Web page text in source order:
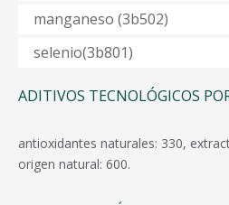
manganeso (3b502)
selenio(3b801)
ADITIVOS TECNOLÓGICOS
antioxidantes naturales: 330,
origen natural: 600.